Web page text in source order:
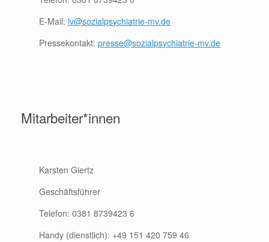
E-Mail: lv@sozialpsychiatrie-mv.de
Pressekontakt:presse@sozialpsychiatrie-mv.de
Mitarbeiter*innen
Karsten Giertz
Geschäftsführer
Telefon: 0381 8739423 6
Handy (dienstlich): +49 151 420 759 46